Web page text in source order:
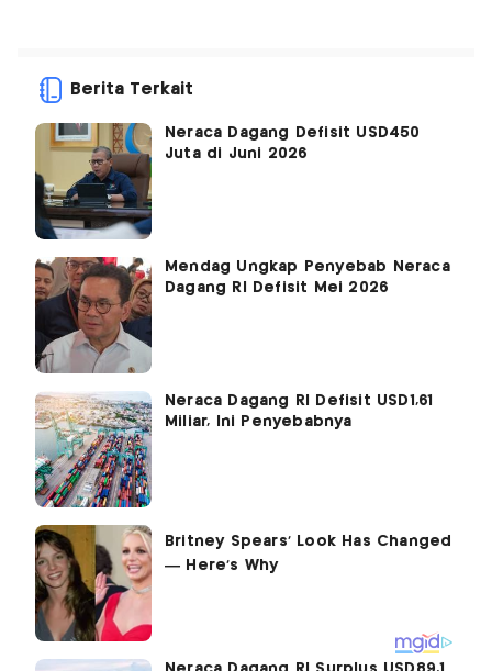
Berita Terkait
Neraca Dagang Defisit USD450
Juta di Juni 2026
Mendag Ungkap Penyebab Neraca
Dagang RI Defisit Mei 2026
Neraca Dagang RI Defisit USD1,61
Miliar, Ini Penyebabnya